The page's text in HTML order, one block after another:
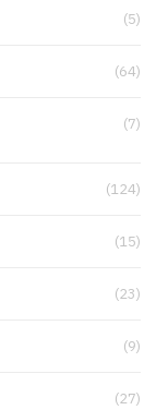
(5)
(64)
(7)
(124)
(15)
(23)
(9)
(27)